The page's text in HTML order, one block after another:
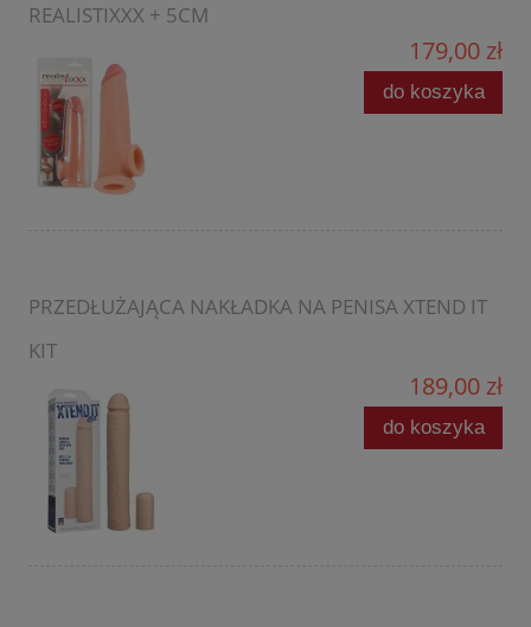
REALISTIXXX + 5CM
179,00 zł
do koszyka
PRZEDŁUŻAJĄCA NAKŁADKA NA PENISA XTEND IT
KIT
189,00 zł
do koszyka